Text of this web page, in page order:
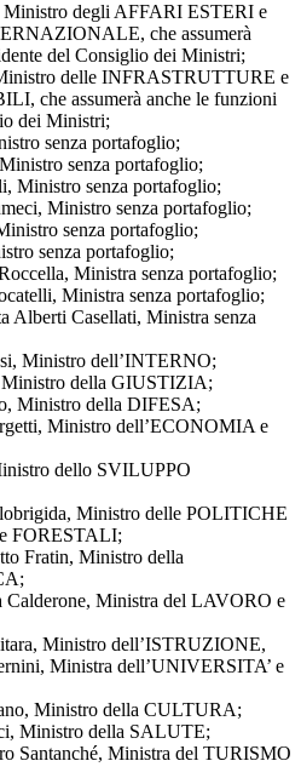
Ministro degli AFFARI ESTERI e
che assumerà
del Consiglio dei Ministri;
delle INFRASTRUTTURE e
che assumerà anche le funzioni
dei Ministri;
senza portafoglio;
senza portafoglio;
Ministro senza portafoglio;
Ministro senza portafoglio;
senza portafoglio;
senza portafoglio;
Ministra senza portafoglio;
Ministra senza portafoglio;
Alberti Casellati, Ministra senza
Ministro dell’INTERNO;
Ministro della GIUSTIZIA;
Ministro della DIFESA;
Ministro dell’ECONOMIA e
dello SVILUPPO
Ministro delle POLITICHE
FORESTALI;
Fratin, Ministro della
Calderone, Ministra del LAVORO e
Ministro dell’ISTRUZIONE,
Ministra dell’UNIVERSITA’ e
Ministro della CULTURA;
Ministro della SALUTE;
Santanché, Ministra del TURISMO